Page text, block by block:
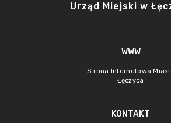
Urząd Miejski w
WWW
Strona Internetowa
Łęczyca
KONTAKT